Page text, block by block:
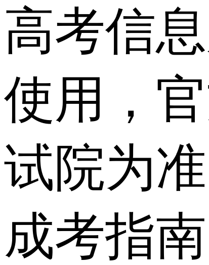
高考信
使用，
试院为准
成考指南